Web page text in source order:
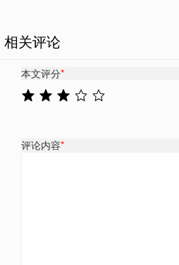
相关评论
本文评分*
评论内容*